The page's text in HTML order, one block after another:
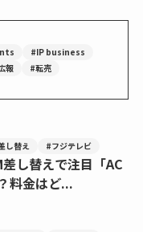
#IP business
報 #転売
し替え #フジテレビ
し替えで注目「AC
料金はど...